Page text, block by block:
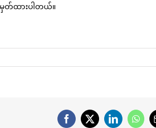
မှတ်ထားပါတယ်။
Facebook
X LinkedIn